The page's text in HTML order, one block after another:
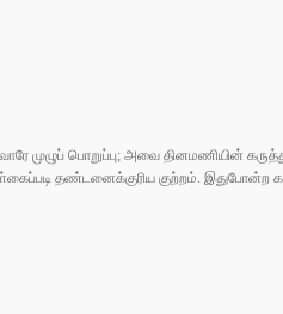
முழுப் பொறுப்பு; அவை தினமணியின்
தண்டனைக்குரிய குற்றம். இதுபோன்ற